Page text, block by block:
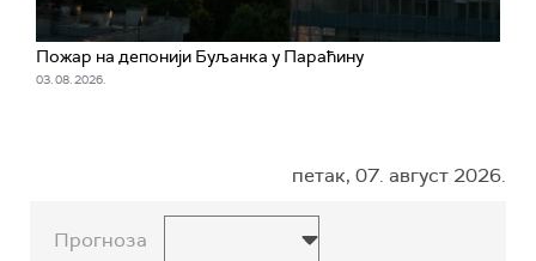
Пожар на депонији Буљанка у Параћину
03. 08. 2026.
петак, 07. август 2026.
Прогноза